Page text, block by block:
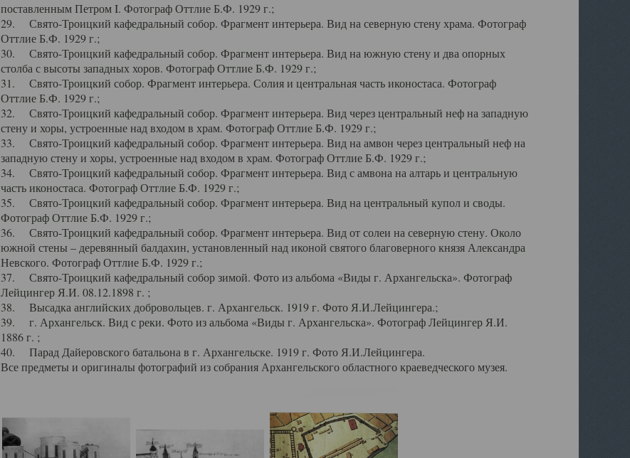
поставленным Петром I. Фотограф Оттлие Б.Ф. 1929 г.;
29. Свято-Троицкий кафедральный собор. Фрагмент интерьера. Вид на северную стену храма. Фотограф
Оттлие Б.Ф. 1929 г.;
30. Свято-Троицкий кафедральный собор. Фрагмент интерьера. Вид на южную стену и два опорных
столба с высоты западных хоров. Фотограф Оттлие Б.Ф. 1929 г.;
31. Свято-Троицкий собор. Фрагмент интерьера. Солия и центральная часть иконостаса. Фотограф
Оттлие Б.Ф. 1929 г.;
32. Свято-Троицкий кафедральный собор. Фрагмент интерьера. Вид через центральный неф на западную
стену и хоры, устроенные над входом в храм. Фотограф Оттлие Б.Ф. 1929 г.;
33. Свято-Троицкий кафедральный собор. Фрагмент интерьера. Вид на амвон через центральный неф на
западную стену и хоры, устроенные над входом в храм. Фотограф Оттлие Б.Ф. 1929 г.;
34. Свято-Троицкий кафедральный собор. Фрагмент интерьера. Вид с амвона на алтарь и центральную
часть иконостаса. Фотограф Оттлие Б.Ф. 1929 г.;
35. Свято-Троицкий кафедральный собор. Фрагмент интерьера. Вид на центральный купол и своды.
Фотограф Оттлие Б.Ф. 1929 г.;
36. Свято-Троицкий кафедральный собор. Фрагмент интерьера. Вид от солеи на северную стену. Около
южной стены – деревянный балдахин, установленный над иконой святого благоверного князя Александра
Невского. Фотограф Оттлие Б.Ф. 1929 г.;
37. Свято-Троицкий кафедральный собор зимой. Фото из альбома «Виды г. Архангельска». Фотограф
Лейцингер Я.И. 08.12.1898 г. ;
38. Высадка английских добровольцев. г. Архангельск. 1919 г. Фото Я.И.Лейцингера.;
39. г. Архангельск. Вид с реки. Фото из альбома «Виды г. Архангельска». Фотограф Лейцингер Я.И.
1886 г. ;
40. Парад Дайеровского батальона в г. Архангельске. 1919 г. Фото Я.И.Лейцингера.
Все предметы и оригиналы фотографий из собрания Архангельского областного краеведческого музея.